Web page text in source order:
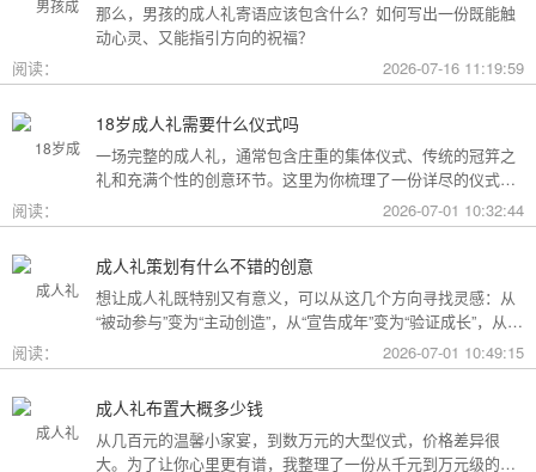
那么，男孩的成人礼寄语应该包含什么？如何写出一份既能触
动心灵、又能指引方向的祝福？
阅读：
2026-07-16 11:19:59
18岁成人礼需要什么仪式吗
一场完整的成人礼，通常包含庄重的集体仪式、传统的冠笄之
礼和充满个性的创意环节。这里为你梳理了一份详尽的仪式清
阅读： 2026-07-01 10:32:44
成人礼策划有什么不错的创意
想让成人礼既特别又有意义，可以从这几个方向寻找灵感：从
“被动参与”变为“主动创造”，从“宣告成年”变为“验证成长”，从
阅读： 2026-07-01 10:49:15
成人礼布置大概多少钱
从几百元的温馨小家宴，到数万元的大型仪式，价格差异很
大。为了让你心里更有谱，我整理了一份从千元到万元级的费